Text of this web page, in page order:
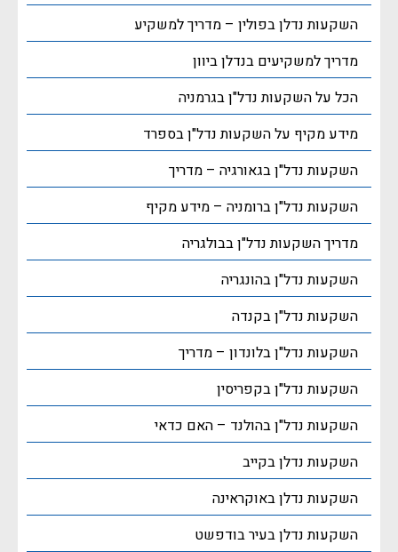
השקעות נדלן בפולין – מדריך למשקיע
מדריך למשקיעים בנדלן ביוון
הכל על השקעות נדל"ן בגרמניה
מידע מקיף על השקעות נדל"ן בספרד
השקעות נדל"ן בגאורגיה – מדריך
השקעות נדל"ן ברומניה – מידע מקיף
מדריך השקעות נדל"ן בבולגריה
השקעות נדל"ן בהונגריה
השקעות נדל"ן בקנדה
השקעות נדל"ן בלונדון – מדריך
השקעות נדל"ן בקפריסין
השקעות נדל"ן בהולנד – האם כדאי
השקעות נדלן בקייב
השקעות נדלן באוקראינה
השקעות נדלן בעיר בודפשט